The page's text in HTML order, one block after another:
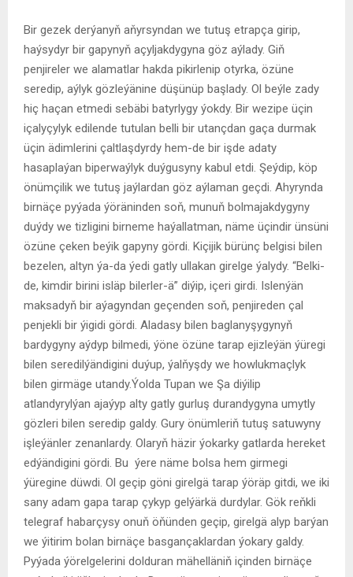
Bir gezek derýanyň aňyrsyndan we tutuş etrapça girip,
haýsydyr bir gapynyň açyljakdygyna göz aýlady. Giň
penjireler we alamatlar hakda pikirlenip otyrka, özüne
seredip, aýlyk gözleýänine düşünüp başlady. Ol beýle zady
hiç haçan etmedi sebäbi batyrlygy ýokdy. Bir wezipe üçin
içalyçylyk edilende tutulan belli bir utançdan gaça durmak
üçin ädimlerini çaltlaşdyrdy hem-de bir işde adaty
hasaplaýan biperwaýlyk duýgusyny kabul etdi. Şeýdip, köp
önümçilik we tutuş jaýlardan göz aýlaman geçdi. Ahyrynda
birnäçe pyýada ýöräninden soň, munuň bolmajakdygyny
duýdy we tizligini birneme haýallatman, näme üçindir ünsüni
özüne çeken beýik gapyny gördi. Kiçijik bürünç belgisi bilen
bezelen, altyn ýa-da ýedi gatly ullakan girelge ýalydy. “Belki-
de, kimdir birini isläp bilerler-ä” diýip, içeri girdi. Islenýän
maksadyň bir aýagyndan geçenden soň, penjireden çal
penjekli bir ýigidi gördi. Aladasy bilen baglanyşygynyň
bardygyny aýdyp bilmedi, ýöne özüne tarap ejizleýän ýüregi
bilen seredilýändigini duýup, ýalňyşdy we howlukmaçlyk
bilen girmäge utandy.Ýolda Tupan we Şa diýilip
atlandyrylýan ajaýyp alty gatly gurluş durandygyna umytly
gözleri bilen seredip galdy. Gury önümleriň tutuş satuwyny
işleýänler zenanlardy. Olaryň häzir ýokarky gatlarda hereket
edýändigini gördi. Bu ýere näme bolsa hem girmegi
ýüregine düwdi. Ol geçip göni girelgä tarap ýöräp gitdi, we iki
sany adam gapa tarap çykyp gelýärkä durdylar. Gök reňkli
telegraf habarçysy onuň öňünden geçip, girelgä alyp barýan
we ýitirim bolan birnäçe basgançaklardan ýokary galdy.
Pyýada ýörelgelerini dolduran mähelläniň içinden birnäçe